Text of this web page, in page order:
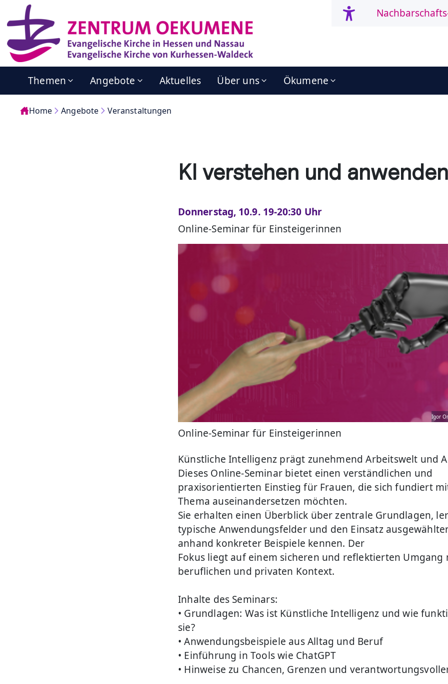
Themen Angebote Aktuelles Über uns Ökumene
Home Angebote Veranstaltungen
KI verstehen und anwenden
Donnerstag, 10.9. 19-20:30 Uhr
Online-Seminar für Einsteigerinnen
Igor
Online-Seminar für Einsteigerinnen
Künstliche Intelligenz prägt zunehmend Arbeitswelt und
Dieses Online-Seminar bietet einen verständlichen und
praxisorientierten Einstieg für Frauen, die sich fundiert
Thema auseinandersetzen möchten.
Sie erhalten einen Überblick über zentrale Grundlagen,
typische Anwendungsfelder und den Einsatz
anhand konkreter Beispiele kennen. Der
Fokus liegt auf einem sicheren und reflektierten Umgang
beruflichen und privaten Kontext.
Inhalte des Seminars:
• Grundlagen: Was ist Künstliche Intelligenz und wie
sie?
• Anwendungsbeispiele aus Alltag und Beruf
• Einführung in Tools wie ChatGPT
• Hinweise zu Chancen, Grenzen und